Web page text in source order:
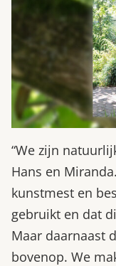
“We zijn
Hans en
kunstmest en
gebruikt en dat
Maar daarnaast
bovenop. We